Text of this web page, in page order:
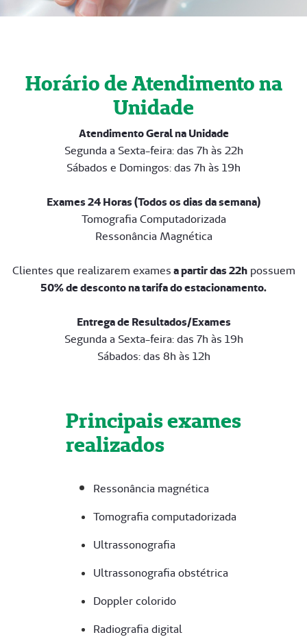
Hora´rio de Atendimento na
Unidade
Atendimento Geral na Unidade
Segunda a Sexta-feira: das 7h às 22h
Sábados e Domingos: das 7h às 19h
Exames 24 Horas (Todos os dias da semana)
Tomografia Computadorizada
Ressonância Magnética
Clientes que realizarem examesa partir das 22hpossuem
50% de desconto na tarifa do estacionamento.
Entrega de Resultados/Exames
Segunda a Sexta-feira: das 7h às 19h
Sábados: das 8h às 12h
Principais exames
realizados
Ressonância magnética
Tomografia computadorizada
Ultrassonografia
Ultrassonografia obste´trica
Doppler colorido
Radiografia digital